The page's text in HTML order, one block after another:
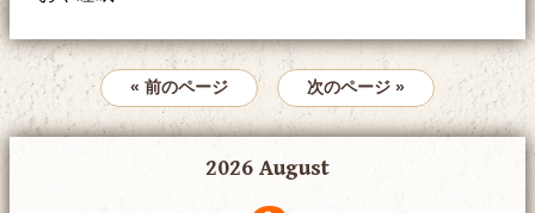
« 前のページ 次のページ »
2026 August